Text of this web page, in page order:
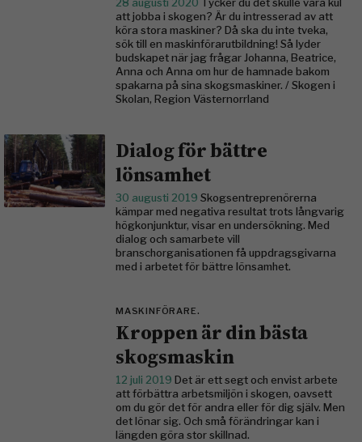
att jobba i skogen? Är du intresserad av att
köra stora maskiner? Då ska du inte tveka,
sök till en maskinförarutbildning! Så lyder
budskapet när jag frågar Johanna, Beatrice,
Anna och Anna om hur de hamnade bakom
spakarna på sina skogsmaskiner. / Skogen i
Skolan, Region Västernorrland
Dialog för bättre
lönsamhet
30 augusti 2019 Skogsentreprenörerna
kämpar med negativa resultat trots långvarig
högkonjunktur, visar en undersökning. Med
dialog och samarbete vill
branschorganisationen få uppdragsgivarna
med i arbetet för bättre lönsamhet.
MASKINFÖRARE.
Kroppen är din bästa
skogsmaskin
12 juli 2019 Det är ett segt och envist arbete
att förbättra arbetsmiljön i skogen, oavsett
om du gör det för andra eller för dig själv. Men
det lönar sig. Och små förändringar kan i
längden göra stor skillnad.